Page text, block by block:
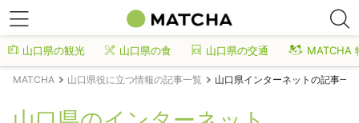
山口県の観光 山口県の食 山口県の交通 MATCHA
MATCHA 山口県役に立つ情報の記事一覧 山口県インターネットの記事一覧